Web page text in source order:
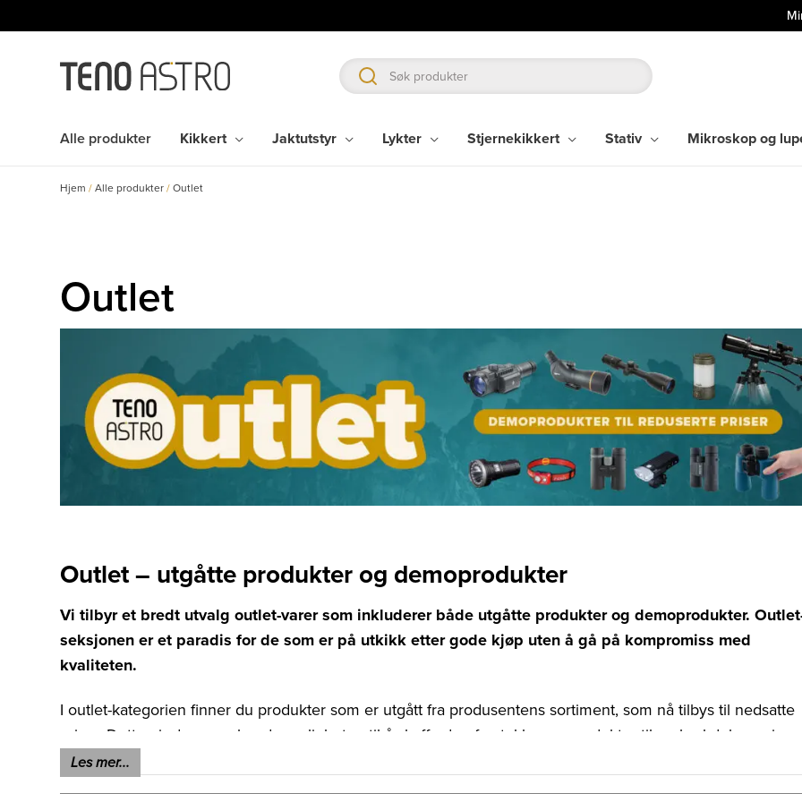
rett
Alle produkter Kikkert Jaktutstyr Lykter Stjernekikkert Stativ Mikroskop og
Hjem /Alle produkter /Outlet
Outlet
Outlet – utgåtte produkter og demoprodukter
Vi tilbyr et bredt utvalg outlet-varer som inkluderer både utgåtte produkter og demoprodukter.
seksjonen er et paradis for de som er på utkikk etter gode kjøp uten å gå på kompromiss med
kvaliteten.
I outlet-kategorien finner du produkter som er utgått fra produsentens sortiment, som nå tilbys til nedsatte
priser. Dette gir deg som kunde muligheten til å skaffe deg førsteklasses produkter til en brøkdel av
Produktene kan være fra tidligere sesonger, men kvaliteten og funksjonaliteten er likevel intakt.
Les mer...